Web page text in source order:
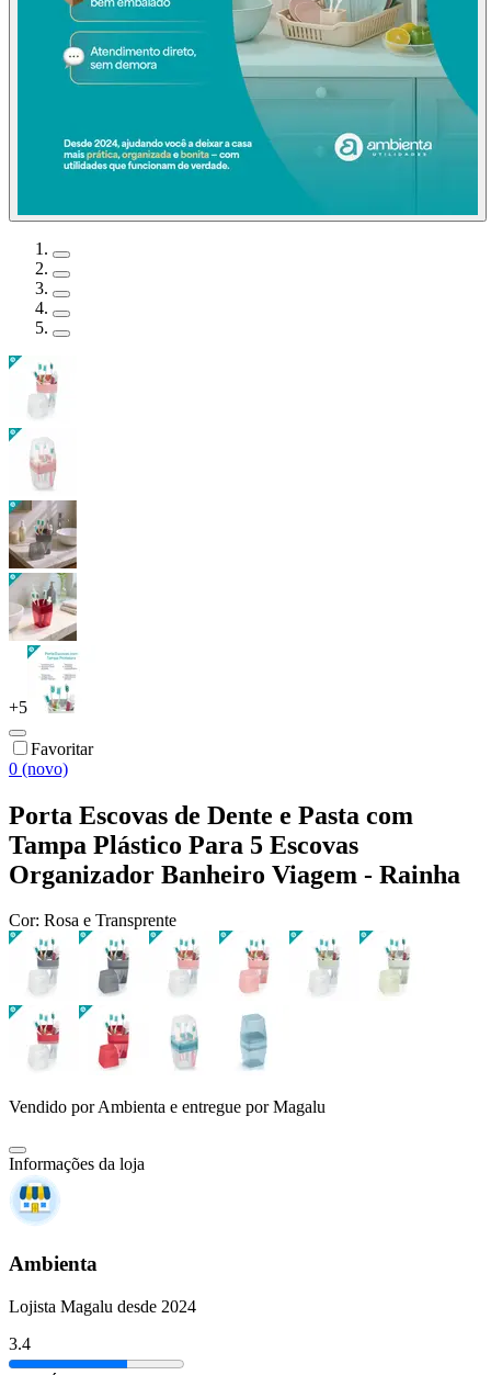
+5
Favoritar
0 (novo)
Porta Escovas de Dente e Pasta com
Tampa Plástico Para 5 Escovas
Organizador Banheiro Viagem - Rainha
Cor: Rosa e Transprente
Vendido porAmbienta e entregue por Magalu
Informações da loja
Ambienta
Lojista Magalu desde 2024
3.4